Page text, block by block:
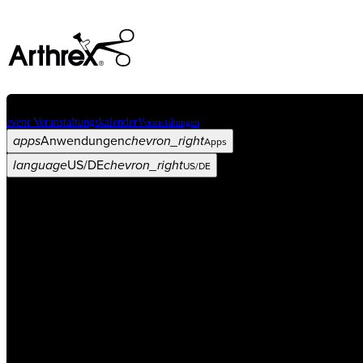
event VeranstaltungskalenderVeranstaltungen
appsAnwendungenchevron_rightApps
languageUS/DEchevron_rightUS/DE